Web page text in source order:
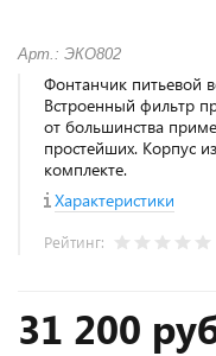
Арт.: ЭКО802
Фонтанчик питьевой
Встроенный фильтр
от большинства
простейших. Корпус
комплекте.
Характеристики
Рейтинг:
31 200